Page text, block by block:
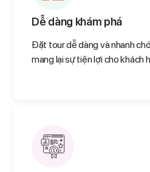
Dễ dàng khám phá
Đặt tour dễ dàng và nhanh
mang lại sự tiện lợi cho khách